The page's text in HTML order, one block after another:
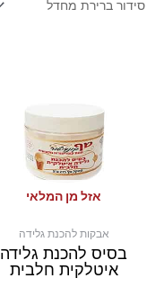
אזל מן המלאי
אבקות להכנת גלידה
בסיס להכנת גלידה
איטלקית חלבית